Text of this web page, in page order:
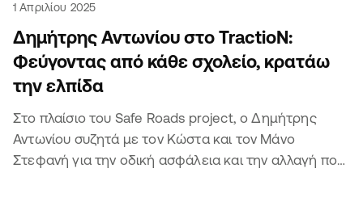
1 Απριλίου 2025
Δημήτρης Αντωνίου στο TractioN:
Φεύγοντας από κάθε σχολείο, κρατάω
την ελπίδα
Στο πλαίσιο του Safe Roads project, ο Δημήτρης
Αντωνίου συζητά με τον Κώστα και τον Μάνο
Στεφανή για την οδική ασφάλεια και την αλλαγή που